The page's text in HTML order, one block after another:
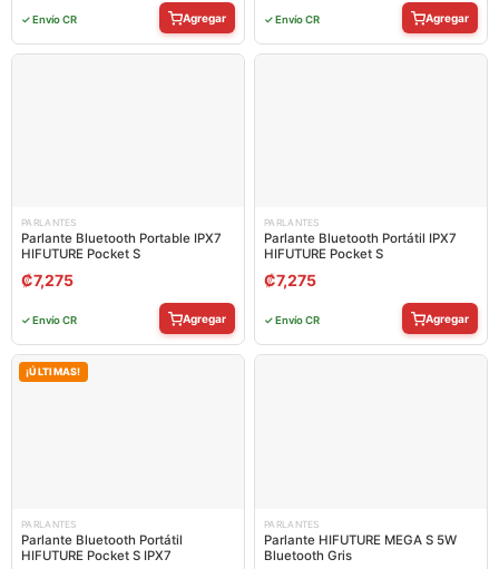
✓ Envío CR Agregar ✓ Envío CR Agregar
PARLANTES
Parlante Bluetooth Portable IPX7
HIFUTURE Pocket S
₡7,275
✓ Envío CR Agregar
PARLANTES
Parlante Bluetooth Portátil IPX7
HIFUTURE Pocket S
₡7,275
✓ Envío CR Agregar
¡ÚLTIMAS!
PARLANTES
Parlante Bluetooth Portátil
HIFUTURE Pocket S IPX7
PARLANTES
Parlante HIFUTURE MEGA S 5W
Bluetooth Gris